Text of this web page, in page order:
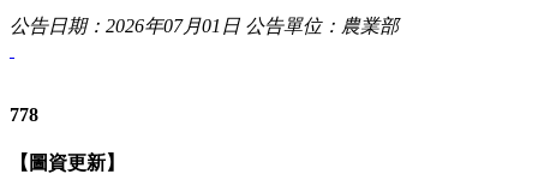
公告日期：2026年07月01日 公告單位：農業部
778
【圖資更新】